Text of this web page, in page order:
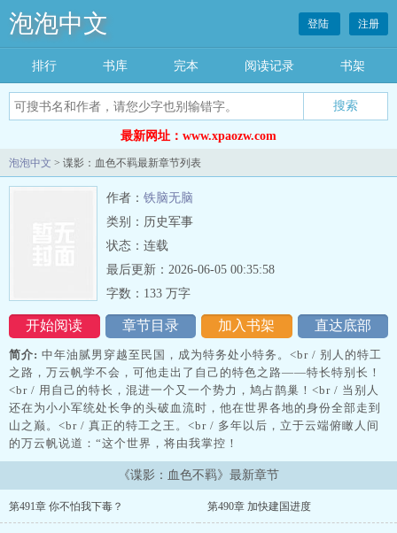
泡泡中文
搜索
登陆 注册
排行 书库 完本 阅读记录 书架
最新网址：www.xpaozw.com
泡泡中文 > 谍影：血色不羁最新章节列表
作者： 铁脑无脑
类别：历史军事
状态：连载
开始阅读 章节目录 加入书架 直达底部
最后更新：2026-06-05 00:35:58
字数：133 万字
简介: 中年油腻男穿越至民国，成为特务处小特务。<br / 别人的特工
之路，万云帆学不会，可他走出了自己的特色之路——特长特别长！
<br / 用自己的特长，混进一个又一个势力，鸠占鹊巢！<br / 当别人
还在为小小军统处长争的头破血流时，他在世界各地的身份全部走到
山之巅。<br / 真正的特工之王。<br / 多年以后，立于云端俯瞰人间
的万云帆说道：“这个世界，将由我掌控！
《谍影：血色不羁》最新章节
第491章 你不怕我下毒？ 第490章 加快建国进度